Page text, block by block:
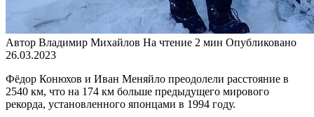
Автор Владимир Михайлов На чтение 2 мин Опубликовано
26.03.2023
Фёдор Конюхов и Иван Меняйло преодолели расстояние в
2540 км, что на 174 км больше предыдущего мирового
рекорда, установленного японцами в 1994 году.